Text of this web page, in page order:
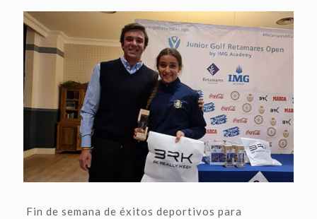
Fin de semana de éxitos deportivos para